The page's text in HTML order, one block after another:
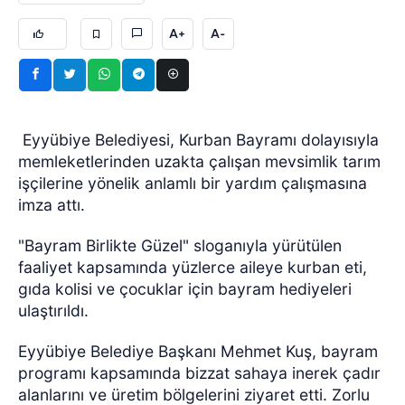
A+ A-
Eyyübiye Belediyesi, Kurban Bayramı dolayısıyla
memleketlerinden uzakta çalışan mevsimlik tarım
işçilerine yönelik anlamlı bir yardım çalışmasına
imza attı.
"Bayram Birlikte Güzel" sloganıyla yürütülen
faaliyet kapsamında yüzlerce aileye kurban eti,
gıda kolisi ve çocuklar için bayram hediyeleri
ulaştırıldı.
Eyyübiye Belediye Başkanı Mehmet Kuş, bayram
programı kapsamında bizzat sahaya inerek çadır
alanlarını ve üretim bölgelerini ziyaret etti. Zorlu